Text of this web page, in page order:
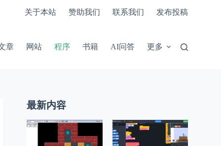
关于本站 赞助我们 联系我们 发布投稿
章 网站 程序 书籍 AI问答 更多
最新内容